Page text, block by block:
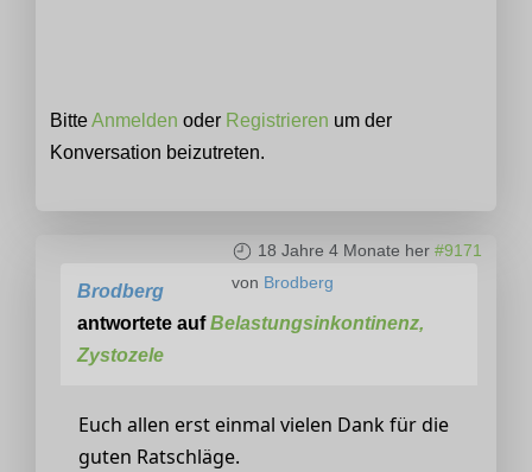
BitteAnmelden oder Registrieren um der
Konversation beizutreten.
18 Jahre 4 Monate her #9171
von Brodberg
Brodberg
antwortete aufBelastungsinkontinenz,
Zystozele
Euch allen erst einmal vielen Dank für die
guten Ratschläge.